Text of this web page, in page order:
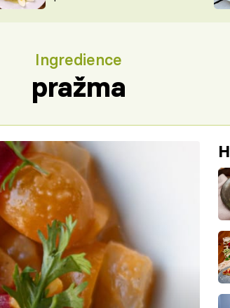
Ingredience
pražma